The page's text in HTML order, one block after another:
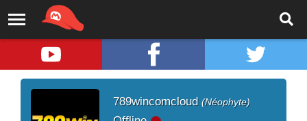
789wincomcloud (Néophyte)